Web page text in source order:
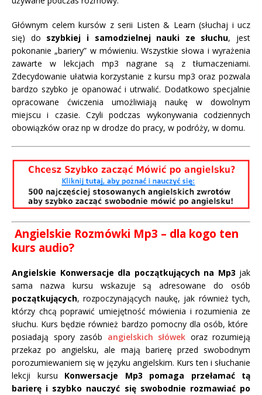
Głównym celem kursów z serii Listen & Learn (słuchaj i ucz
się) do szybkiej i samodzielnej nauki ze słuchu, jest
pokonanie „bariery” w mówieniu. Wszystkie słowa i wyrażenia
zawarte w lekcjach mp3 nagrane są z tłumaczeniami.
Zdecydowanie ułatwia korzystanie z kursu mp3 oraz pozwala
bardzo szybko je opanować i utrwalić. Dodatkowo specjalnie
opracowane ćwiczenia umożliwiają naukę w dowolnym
miejscu i czasie. Czyli podczas wykonywania codziennych
obowiązków oraz np w drodze do pracy, w podróży, w domu.
Angielskie Rozmówki Mp3 – dla kogo ten
kurs audio?
Angielskie Konwersacje dla początkujących na Mp3 jak
sama nazwa kursu wskazuje są adresowane do osób
początkujących, rozpoczynających naukę, jak również tych,
którzy chcą poprawić umiejętność mówienia i rozumienia ze
słuchu. Kurs będzie również bardzo pomocny dla osób, które
posiadają spory zasób angielskich słówek oraz rozumieją
przekaz po angielsku, ale mają barierę przed swobodnym
porozumiewaniem się w języku angielskim. Kurs ten i słuchanie
lekcji kursu Konwersacje Mp3 pomaga przełamać tą
barierę i szybko nauczyć się swobodnie rozmawiać po